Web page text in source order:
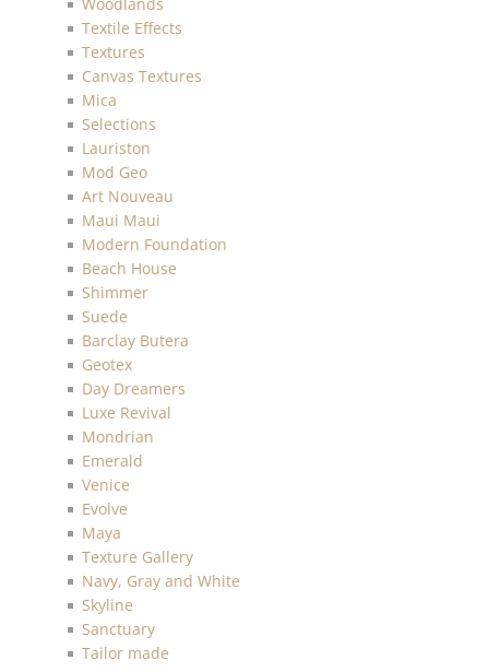
Textile Effects
Textures
Canvas Textures
Mica
Selections
Lauriston
Mod Geo
Art Nouveau
Maui Maui
Modern Foundation
Beach House
Shimmer
Suede
Barclay Butera
Geotex
Day Dreamers
Luxe Revival
Mondrian
Emerald
Venice
Evolve
Maya
Texture Gallery
Navy, Gray and White
Skyline
Sanctuary
Tailor made